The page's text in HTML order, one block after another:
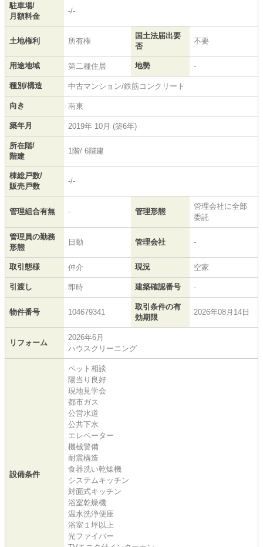
駐車場/
月額料金
-/-
土地権利 所有権
国土法届出要
否
不要
用途地域 第二種住居 地勢 -
種別/構造 中古マンション/鉄筋コンクリート
向き 南東
築年月 2019年 10月 (築6年)
所在階/
階建
1階/ 6階建
棟総戸数/
販売戸数
-/-
管理組合有無 - 管理形態
管理会社に全部
委託
管理員の勤務
形態
日勤 管理会社 -
取引態様 仲介 現況 空家
引渡し 即時 建築確認番号 -
物件番号 104679341
取引条件の有
効期限
2026年08月14日
リフォーム
2026年6月
ハウスクリーニング
設備条件
ペット相談
陽当り良好
現地見学会
都市ガス
公営水道
公共下水
エレベーター
機械警備
耐震構造
食器洗い乾燥機
システムキッチン
対面式キッチン
浴室乾燥機
温水洗浄便座
浴室１坪以上
光ファイバー